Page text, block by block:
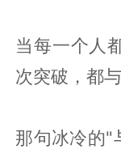
当每一个人
次突破，都
那句冰冷的"